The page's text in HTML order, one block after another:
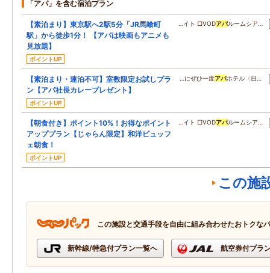
「アパ」を含む宿泊プラン
【素泊まり】東京駅へ2駅5分「JR馬喰町
駅」から徒歩1分！ 【アパは映画もアニメも
見放題】
ポイントUP
…イト □VODアパルームシア…
【素泊まり・連泊不可】室数限定お試しプラ
ン【アパ社長カレープレゼント】
ポイントUP
…にぜひ一度アパホテル〈日…
【朝食付き】ポイント10%！お得なポイント
アッププラン【じゃらん限定】和洋ビュッフ
ェ朝食！
ポイントUP
…イト □VODアパルームシア…
この施
この施設と交通手段を自由に組み合わせたおトクな
新幹線/特急付プラン一覧へ 航空券付プラ